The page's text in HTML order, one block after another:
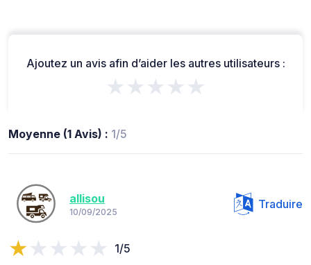
Ajoutez un avis afin d’aider les autres utilisateurs :
★★★★★
Moyenne (1 Avis) : 1/5
allisou
10/09/2025
Traduire
1/5